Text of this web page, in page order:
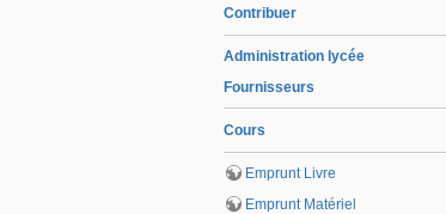
Contribuer
Administration lycée
Fournisseurs
Cours
Emprunt Livre
Emprunt Matériel